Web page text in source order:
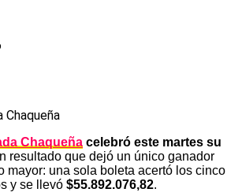
Chaqueña celebró este martes su
resultado que dejó un único ganador
mayor: una sola boleta acertó los cinco
y se llevó $55.892.076,82.